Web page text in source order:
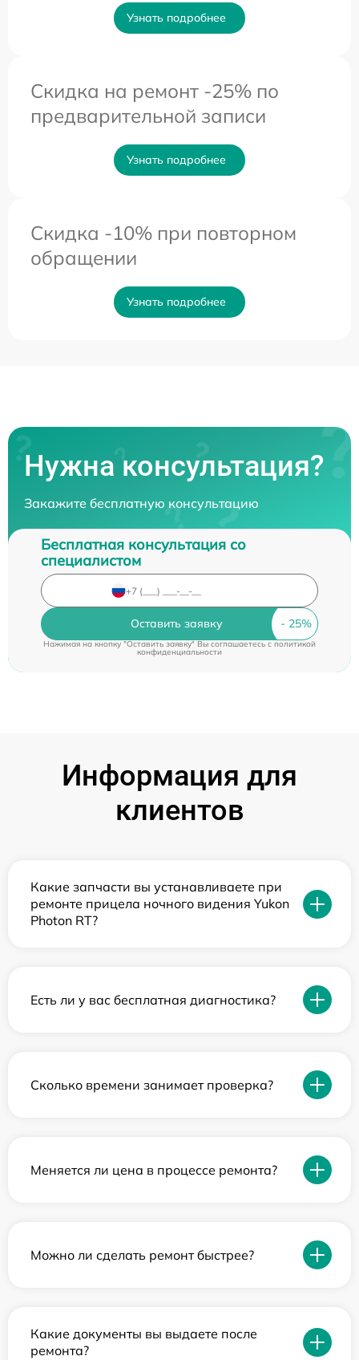
Узнать подробнее
Скидка на ремонт -25% по
предварительной записи
Узнать подробнее
Скидка -10% при повторном
обращении
Узнать подробнее
Нужна консультация?
Закажите бесплатную консультацию
Бесплатная консультация со
специалистом
Оставить заявку
Нажимая на кнопку "Оставить заявку" Вы соглашаетесь c политикой
конфиденциальности
Информация для
клиентов
Какие запчасти вы устанавливаете при
ремонте прицела ночного видения Yukon
Photon RT?
Есть ли у вас бесплатная диагностика?
Сколько времени занимает проверка?
Меняется ли цена в процессе ремонта?
Можно ли сделать ремонт быстрее?
Какие документы вы выдаете после
ремонта?